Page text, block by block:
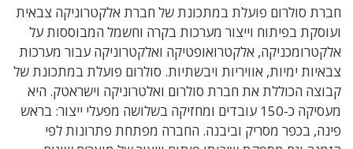
חברת סולרום פועלת במתכונת של חברת אלקטרוניקה צבאית
ועוסקת בפיתוח וייצור מערכות בקרה וחשמל המבוססות על
אלקטרומכניקה, אלקטרואופטיקה ואלקטרוניקה עבור מערכות
צבאיות ימיות, אוויריות ויבשתיות. סולרום פועלת במתכונת של
קבוצה הכוללת את חברת סולרום ואלטרוניקה וישראטק. היא
מעסיקה כ-150 עובדים ומחזיקה בשלושה מפעלי ייצור: בראש
פינה, בכפר מסריק וביבנה. החברה מפתחת פתרונות לפי